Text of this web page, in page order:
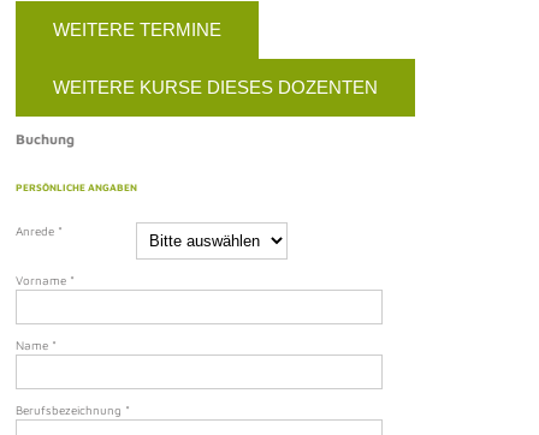
WEITERE TERMINE
WEITERE KURSE DIESES DOZENTEN
Buchung
PERSÖNLICHE ANGABEN
Anrede *
Vorname *
Name *
Berufsbezeichnung *